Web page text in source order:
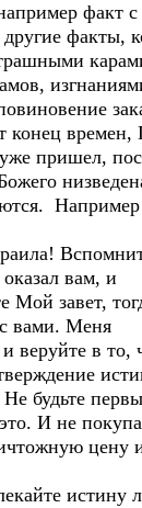
факт с
факты,
конец времен,
пришел,
Например
вам, и
Мой завет,
с вами. Меня
веруйте в то,
будьте
И не
цену
истину